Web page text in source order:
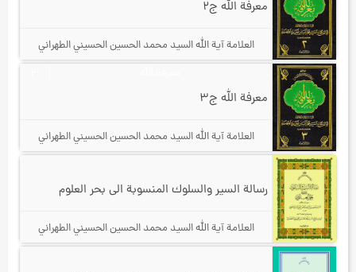
معرفة الله ج۲
العلامة آیة الله السيد محمد الحسين الحسيني الطهراني
معرفة الله ج۳
العلامة آیة الله السيد محمد الحسين الحسيني الطهراني
رسالة السير والسلوك المنسوبة الى بحر العلوم
العلامة آیة الله السيد محمد الحسين الحسيني الطهراني